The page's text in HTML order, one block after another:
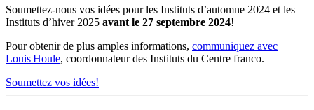
Soumettez-nous vos idées pour les Instituts d’automne 2024 et les
Instituts d’hiver 2025 avant le 27 septembre 2024!
Pour obtenir de plus amples informations, communiquez avec
Louis Houle, coordonnateur des Instituts du Centre franco.
Soumettez vos idées!